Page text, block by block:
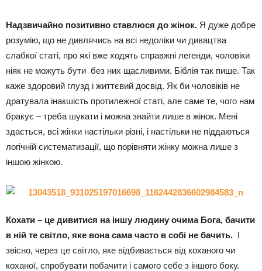
Надзвичайно позитивно ставлюся до жінок. Я дуже добре
розумію, що не дивлячись на всі недоліки чи дивацтва
слабкої статі, про які вже ходять справжні легенди, чоловіки
ніяк не можуть бути без них щасливими. Біблія так пише. Так
каже здоровий глузд і життєвий досвід. Як би чоловіків не
дратувала інакшість протилежної статі, але саме те, чого нам
бракує – треба шукати і можна знайти лише в жінок. Мені
здається, всі жінки настільки різні, і настільки не піддаються
логічній систематизації, що порівняти жінку можна лише з
іншою жінкою.
Кохати – це дивитися на іншу людину очима Бога, бачити
в ній те світло, яке вона сама часто в собі не бачить. І
звісно, через це світло, яке відбивається від коханого чи
коханої, спробувати побачити і самого себе з іншого боку.